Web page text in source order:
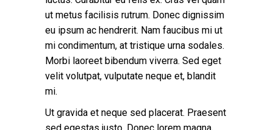
ut metus facilisis rutrum. Donec dignissim
eu ipsum ac hendrerit. Nam faucibus mi ut
mi condimentum, at tristique urna sodales.
Morbi laoreet bibendum viverra. Sed eget
velit volutpat, vulputate neque et, blandit
mi.
Ut gravida et neque sed placerat. Praesent